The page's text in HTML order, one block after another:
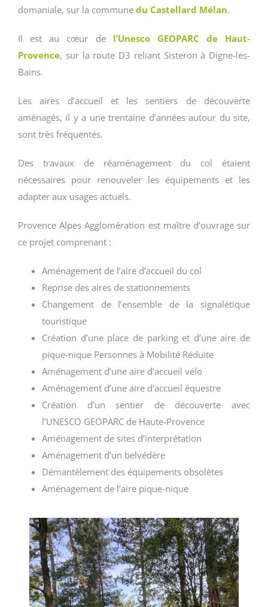
domaniale, sur la commune du Castellard Mélan.
Il est au cœur de l’Unesco GEOPARC de Haut-
Provence, sur la route D3 reliant Sisteron à Digne-les-
Bains.
Les aires d’accueil et les sentiers de découverte
aménagés, il y a une trentaine d’années autour du site,
sont très fréquentés.
Des travaux de réaménagement du col étaient
nécessaires pour renouveler les équipements et les
adapter aux usages actuels.
Provence Alpes Agglomération est maître d’ouvrage sur
ce projet comprenant :
Aménagement de l’aire d’accueil du col
Reprise des aires de stationnements
Changement de l’ensemble de la signalétique
touristique
Création d’une place de parking et d’une aire de
pique-nique Personnes à Mobilité Réduite
Aménagement d’une aire d’accueil vélo
Aménagement d’une aire d’accueil équestre
Création d’un sentier de découverte avec
l’UNESCO GEOPARC de Haute-Provence
Aménagement de sites d’interprétation
Aménagement d’un belvédère
Démantèlement des équipements obsolètes
Aménagement de l’aire pique-nique